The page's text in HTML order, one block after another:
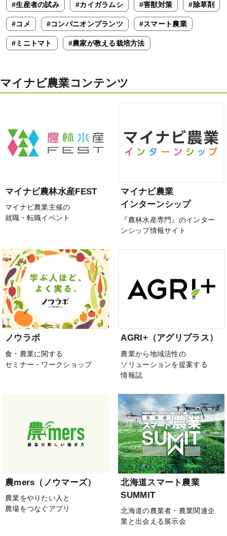
#生産者の試み #カイガラムシ #害獣対策 #除草剤
#コメ #コンパニオンプランツ #スマート農業
#ミニトマト #農家が教える栽培方法
マイナビ農業コンテンツ
マイナビ農林水産FEST
マイナビ農業主催の
就職・転職イベント
マイナビ農業
インターンシップ
『農林水産専門』のインター
ンシップ情報サイト
ノウラボ
食・農業に関する
セミナー・ワークショップ
AGRI+（アグリプラス）
農業から地域活性の
ソリューションを提案する
情報誌
農mers（ノウマーズ）
農業をやりたい人と
農場をつなぐアプリ
北海道スマート農業
SUMMIT
北海道の農業者・農業関連企
業と出会える展示会